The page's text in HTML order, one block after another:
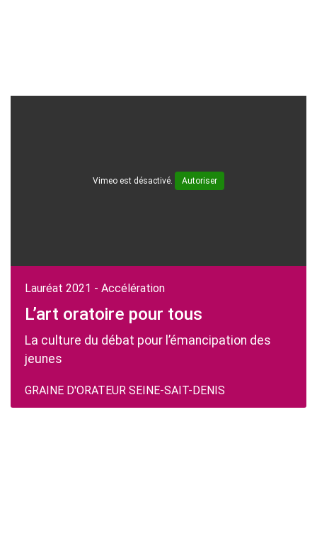
Vimeo est désactivé. Autoriser
Lauréat 2021 - Accélération
L’art oratoire pour tous
La culture du débat pour l’émancipation des
jeunes
GRAINE D'ORATEUR SEINE-SAIT-DENIS